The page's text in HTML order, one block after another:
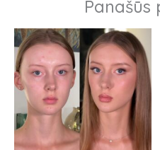
Panašūs